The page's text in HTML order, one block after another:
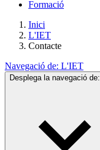
Formació
Inici
L'IET
Contacte
Navegació de: L'IET
Desplega la navegació de: